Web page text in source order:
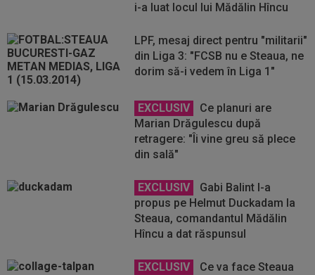
i-a luat locul lui Mădălin Hîncu
LPF, mesaj direct pentru "militarii"
din Liga 3: "FCSB nu e Steaua, ne
dorim să-i vedem în Liga 1"
EXCLUSIV
Ce planuri are
Marian Drăgulescu după
retragere: "Îi vine greu să plece
din sală"
EXCLUSIV
Gabi Balint l-a
propus pe Helmut Duckadam la
Steaua, comandantul Mădălin
Hîncu a dat răspunsul
EXCLUSIV
Ce va face Steaua